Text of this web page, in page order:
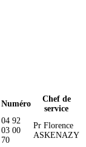
Numéro
Chef de
service
04 92
03 00
70
Pr Florence
ASKENAZY